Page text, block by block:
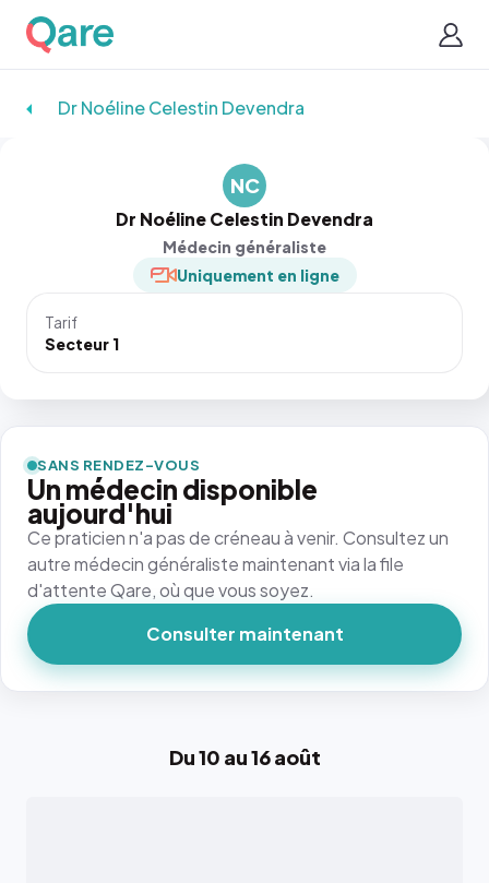
Dr Noéline Celestin Devendra
NC
Dr Noéline Celestin Devendra
Médecin généraliste
Uniquement en ligne
Tarif
Secteur 1
Du 10 au 16 août
SANS RENDEZ-VOUS
Un médecin disponible
aujourd'hui
Ce praticien n'a pas de créneau à venir. Consultez un
autre médecin généraliste maintenant via la file
d'attente Qare, où que vous soyez.
Consulter maintenant